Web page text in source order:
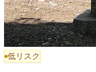
低リスク